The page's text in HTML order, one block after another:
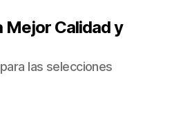
Mejor Calidad y
las selecciones